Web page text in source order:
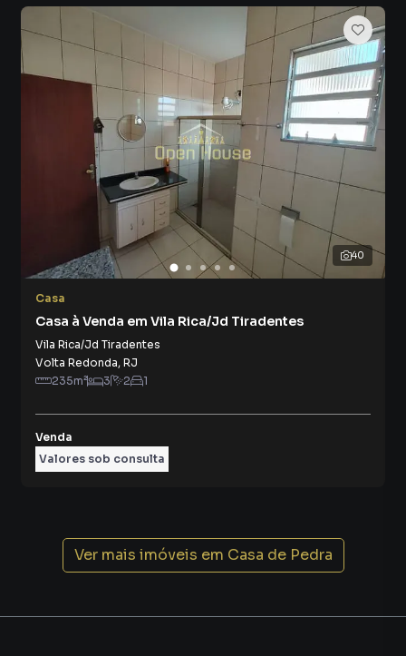
40
Casa
Casa à Venda em Vila Rica/Jd Tiradentes
Vila Rica/Jd Tiradentes
Volta Redonda, RJ
235m² 3 2 1
Venda
Valores sob consulta
Ver mais imóveis em Casa de Pedra